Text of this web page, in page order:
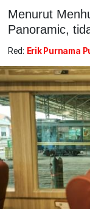
Menurut
Panoramic,
Red: Erik Purnama